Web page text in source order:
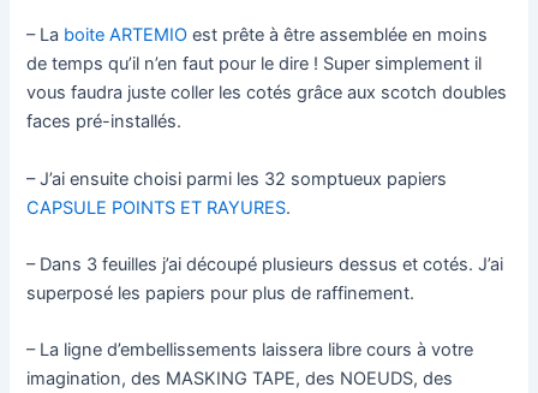
– La boite ARTEMIOest prête à être assemblée en moins
de temps qu’il n’en faut pour le dire ! Super simplement il
vous faudra juste coller les cotés grâce aux scotch doubles
faces pré-installés.
– J’ai ensuite choisi parmi les 32 somptueux papiers
CAPSULE POINTS ET RAYURES.
– Dans 3 feuilles j’ai découpé plusieurs dessus et cotés. J’ai
superposé les papiers pour plus de raffinement.
– La ligne d’embellissements laissera libre cours à votre
imagination, des MASKING TAPE, des NOEUDS, des